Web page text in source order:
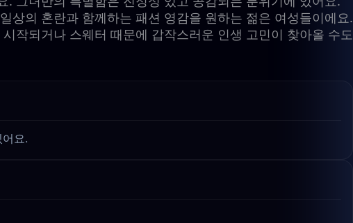
상의 혼란과 함께하는 패션 영감을 원하는 젊은 여성들이에요.
작되거나 스웨터 때문에 갑작스러운 인생 고민이 찾아올 수도
요.